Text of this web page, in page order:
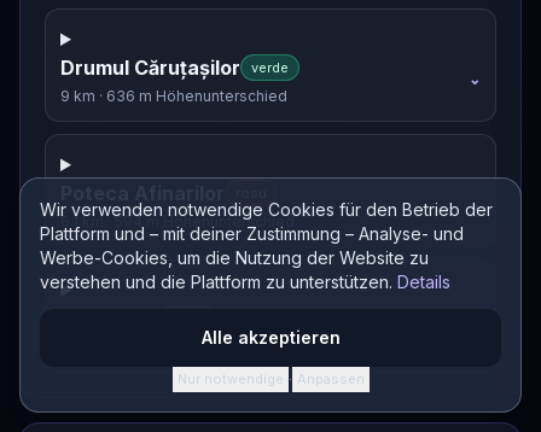
Wir verwenden notwendige Cookies für den Betrieb der
Plattform und – mit deiner Zustimmung – Analyse- und
Werbe-Cookies, um die Nutzung der Website zu
verstehen und die Plattform zu unterstützen. Details
Alle akzeptieren
Nur notwendige · Anpassen
Drumul Căruțașilor verde
9 km · 636 m Höhenunterschied
⌄
6.1 km· 594 m Höhenunterschied
⌄
Höhenunterschied k. A.